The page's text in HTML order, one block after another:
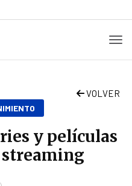
VOLVER
y películas
streaming